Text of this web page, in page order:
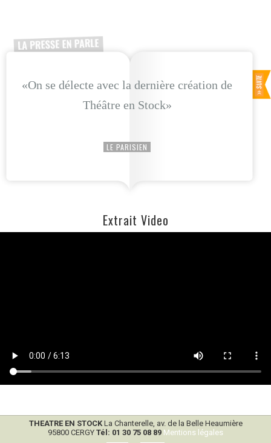
«On se délecte avec la dernière création de
Théâtre en Stock»
LE PARISIEN
Extrait Video
THEATRE EN STOCKLa Chanterelle, av. de la Belle Heaumière
95800 CERGY Tél: 01 30 75 08 89 Mentions légales